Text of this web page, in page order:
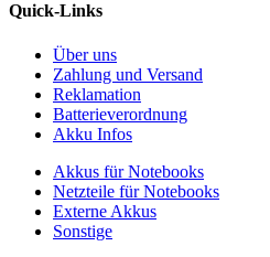
Quick-Links
Über uns
Zahlung und Versand
Reklamation
Batterieverordnung
Akku Infos
Akkus für Notebooks
Netzteile für Notebooks
Externe Akkus
Sonstige